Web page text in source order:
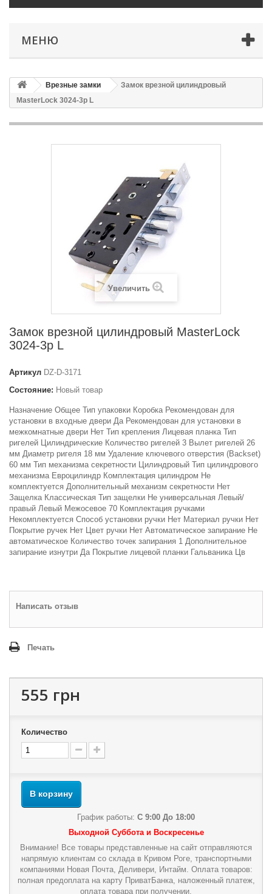
МЕНЮ
Врезные замки
Замок врезной цилиндровый
MasterLock 3024-3р L
Увеличить
Замок врезной цилиндровый MasterLock
3024-3р L
Артикул DZ-D-3171
Состояние: Новый товар
Назначение Общее Тип упаковки Коробка Рекомендован для
установки в входные двери Да Рекомендован для установки в
межкомнатные двери Нет Тип крепления Лицевая планка Тип
ригелей Цилиндрические Количество ригелей 3 Вылет ригелей 26
мм Диаметр ригеля 18 мм Удаление ключевого отверстия (Backset)
60 мм Тип механизма секретности Цилиндровый Тип цилиндрового
механизма Евроцилиндр Комплектация цилиндром Не
комплектуется Дополнительный механизм секретности Нет
Защелка Классическая Тип защелки Не универсальная Левый/
правый Левый Межосевое 70 Комплектация ручками
Некомплектуется Способ установки ручки Нет Материал ручки Нет
Покрытие ручек Нет Цвет ручки Нет Автоматическое запирание Не
автоматическое Количество точек запирания 1 Дополнительное
запирание изнутри Да Покрытие лицевой планки Гальваника Цв
Написать отзыв
Печать
555 грн
Количество
В корзину
График работы: С 9:00 До 18:00
Выходной Суббота и Воскресенье
Внимание! Все товары представленные на сайт отправляются
напрямую клиентам со склада в Кривом Роге, транспортными
компаниями Новая Почта, Деливери, Интайм. Оплата товаров:
полная предоплата на карту ПриватБанка, наложенный платеж,
оплата товара при получении.